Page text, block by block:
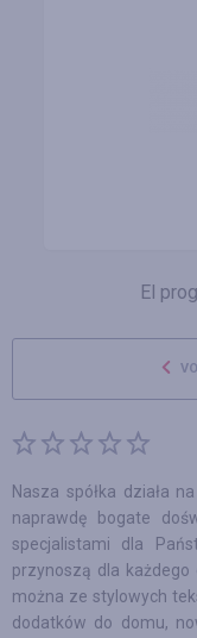
El
Nasza spółka działa
naprawdę bogate
specjalistami dla
przynoszą dla
można ze stylowych
dodatków do domu,